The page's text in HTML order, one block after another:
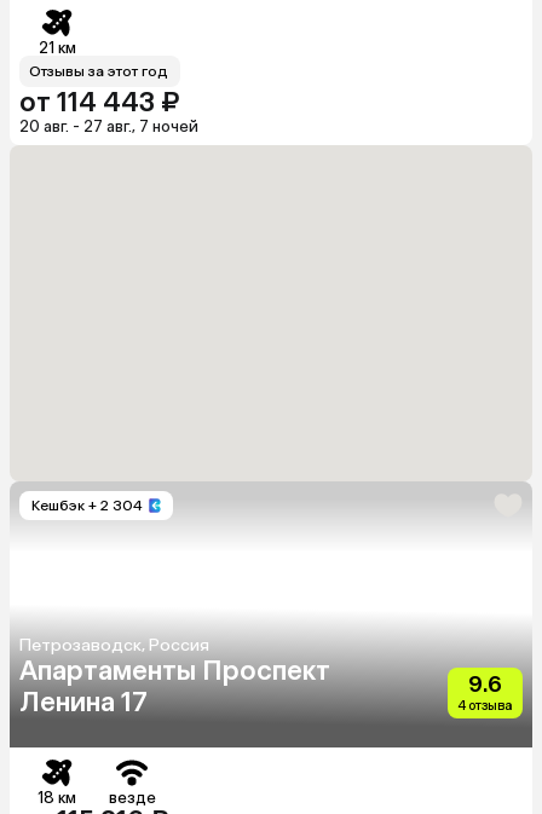
21 км
Отзывы за этот год
от 114 443 ₽
20 авг. - 27 авг., 7 ночей
Кешбэк + 2 304
Петрозаводск, Россия
Апартаменты Проспект
Ленина 17
9.6
4 отзыва
18 км везде